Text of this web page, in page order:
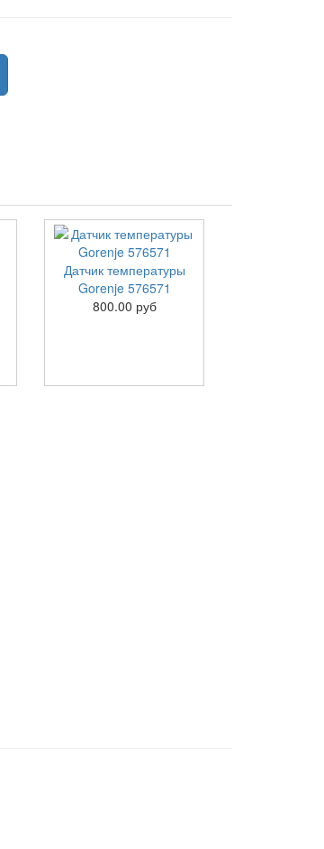
Датчик температуры
Gorenje 576571
800.00 руб